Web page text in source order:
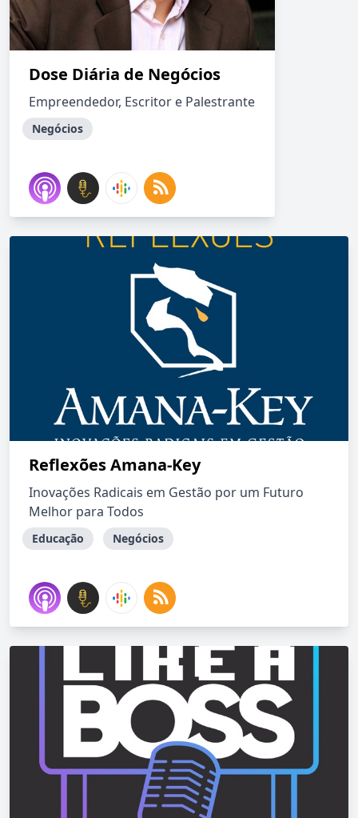
Dose Diária de Negócios
Empreendedor, Escritor e Palestrante
Negócios
Reflexões Amana-Key
Inovações Radicais em Gestão por um Futuro
Melhor para Todos
Educação Negócios